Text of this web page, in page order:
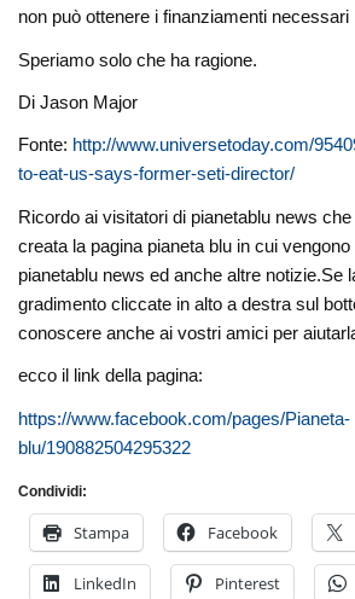
non può ottenere i finanziamenti necessari
Speriamo solo che ha ragione.
Di Jason Major
Fonte: http://www.universetoday.com/
to-eat-us-says-former-seti-director/
Ricordo ai visitatori di pianetablu news
creata la pagina pianeta blu in cui
pianetablu news ed anche altre notizie.Se
gradimento cliccate in alto a destra sul
conoscere anche ai vostri amici per
ecco il link della pagina:
https://www.facebook.com/pages/Pianeta-
blu/190882504295322
Condividi:
Stampa Facebook
LinkedIn Pinterest